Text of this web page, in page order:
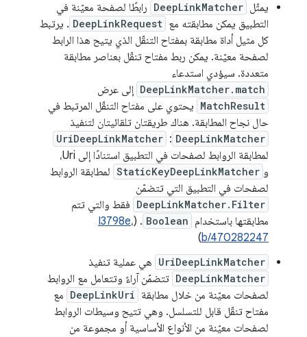
يمثّل DeepLinkMatcher رابطًا لصفحة معيّنة في
التطبيق يمكن مطابقته مع DeepLinkRequest . يرتبط
كل مثيل أداة مطابقة بمفتاح التنقّل الذي يتيح هذا الرابط
لصفحة معيّنة. يمكن ربط مفتاح تنقّل بعناصر مطابقة
متعددة. سيؤدي استدعاء
DeepLinkMatcher.match إلى عرض
MatchResult يحتوي على مفتاح التنقّل المرتبط في
حال نجاح المطابقة. هناك طريقتان تلقائيتان لتنفيذ
DeepLinkMatcher
:
UriDeepLinkMatcher
لمطابقة الروابط لصفحات في التطبيق استنادًا إلى Uri،
و StaticKeyDeepLinkMatcher لمطابقة الروابط
لصفحات في التطبيق التي تتضمّن
DeepLinkMatcher.Filter فقط والتي تتم
مطابقتها باستخدام Boolean
. (
I3798e،
b/470282247
)
UriDeepLinkMatcher هي عملية تنفيذ
DeepLinkMatcher تتضمّن آراءً وتتعامل مع الروابط
لصفحات معيّنة من خلال مطابقة DeepLinkUri مع
مفتاح تنقّل قابل للتسلسل. وهي تتيح وسيطات الروابط
لصفحات معيّنة من الأنواع الأساسية أو مجموعة من